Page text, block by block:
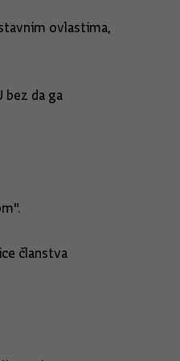
ovlastima,
bez da ga
članstva